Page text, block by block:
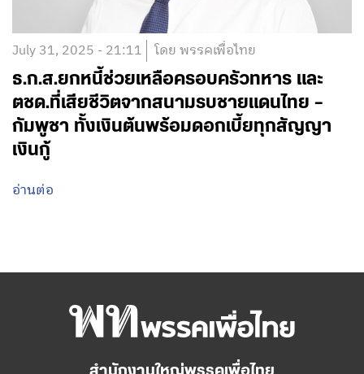
July 31, 2025 - 21:11 โดย พรรคเพื่อไทย
ธ.ก.ส.ยกหนี้ช่วยเหลือครอบครัวทหาร และ
ตชด.ที่เสียชีวิตจากสนามรบชายแดนไทย –
กัมพูชา ทั้งเงินต้นพร้อมดอกเบี้ยทุกสัญญา
เงินกู้
อ่านต่อ